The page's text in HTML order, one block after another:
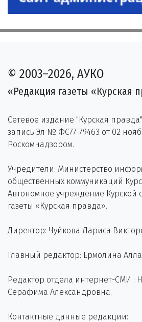
© 2003–2026, АУКО
«Редакция газеты «Курская
Сетевое издание "Курская
запись Эл № ФС77-79463 от 02
Роскомнадзором.
Учредители: Министерство
общественных коммуникаций
Автономное учреждение Курской
газеты «Курская правда».
Директор: Чуйкова Лариса
Главный редактор: Ермолина
Редактор отдела интернет-СМИ :
Серафима Александровна.
Контактные данные редакции: